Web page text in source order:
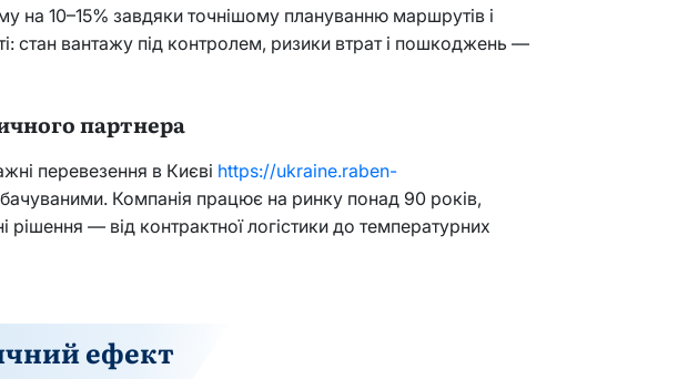
на 10–15% завдяки точнішому плануванню маршрутів і
стан вантажу під контролем, ризики втрат і пошкоджень —
партнера
перевезення в Києві https://ukraine.raben-
Компанія працює на ринку понад 90 років,
— від контрактної логістики до температурних
ефект